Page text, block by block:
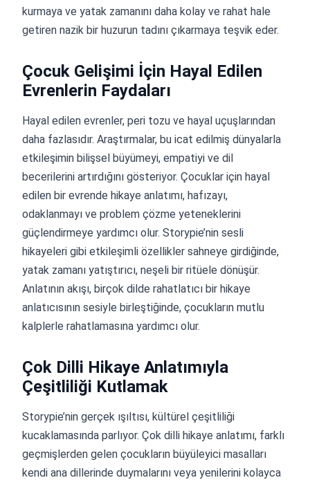
kurmaya ve yatak zamanını daha kolay ve rahat hale
getiren nazik bir huzurun tadını çıkarmaya teşvik eder.
Çocuk Gelişimi İçin Hayal Edilen
Evrenlerin Faydaları
Hayal edilen evrenler, peri tozu ve hayal uçuşlarından
daha fazlasıdır. Araştırmalar, bu icat edilmiş dünyalarla
etkileşimin bilişsel büyümeyi, empatiyi ve dil
becerilerini artırdığını gösteriyor. Çocuklar için hayal
edilen bir evrende hikaye anlatımı, hafızayı,
odaklanmayı ve problem çözme yeteneklerini
güçlendirmeye yardımcı olur. Storypie’nin sesli
hikayeleri gibi etkileşimli özellikler sahneye girdiğinde,
yatak zamanı yatıştırıcı, neşeli bir ritüele dönüşür.
Anlatının akışı, birçok dilde rahatlatıcı bir hikaye
anlatıcısının sesiyle birleştiğinde, çocukların mutlu
kalplerle rahatlamasına yardımcı olur.
Çok Dilli Hikaye Anlatımıyla
Çeşitliliği Kutlamak
Storypie’nin gerçek ışıltısı, kültürel çeşitliliği
kucaklamasında parlıyor. Çok dilli hikaye anlatımı, farklı
geçmişlerden gelen çocukların büyüleyici masalları
kendi ana dillerinde duymalarını veya yenilerini kolayca